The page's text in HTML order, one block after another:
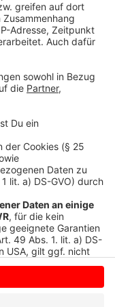
die
Sie der
dieses
New York